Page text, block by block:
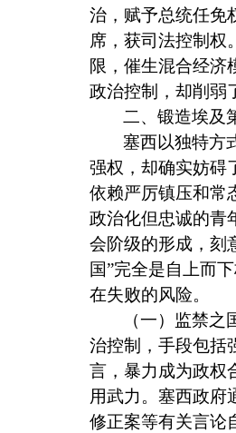
治，赋予总统任免
席，获司法控制权
限，催生混合经济
政治控制，却削弱
二、锻造埃及
塞西以独特方
强权，却确实妨碍
依赖严厉镇压和常
政治化但忠诚的青
会阶级的形成，刻
国”完全是自上而
在失败的风险。
（一）监禁
治控制，手段包括
言，暴力成为政权
用武力。塞西政府
修正案等有关言论